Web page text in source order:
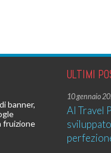
banner,
fruizione
ULTIMI
10 gennaio
AI Travel